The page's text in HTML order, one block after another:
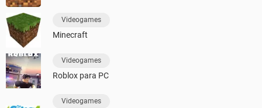
Videogames
Minecraft
Videogames
Roblox para PC
Videogames